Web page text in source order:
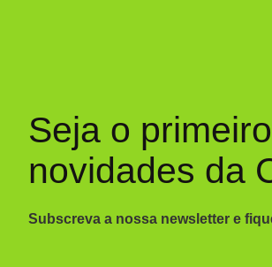
Seja o
novidades da
Subscreva a nossa newsletter e